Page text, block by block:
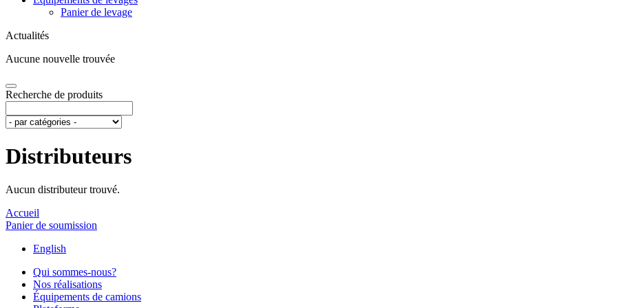
Panier de levage
Actualités
Aucune nouvelle trouvée
Recherche de produits
Distributeurs
Aucun distributeur trouvé.
Accueil
Panier de soumission
English
Qui sommes-nous?
Nos réalisations
Équipements de camions